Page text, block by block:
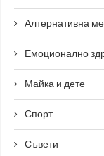
Алтернативна
Емоционално
Майка и дете
Спорт
Съвети